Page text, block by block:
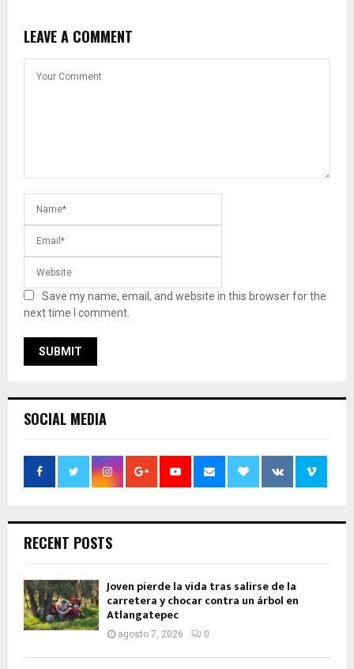
LEAVE A COMMENT
Save my name, email, and website in this browser for the
next time I comment.
SOCIAL MEDIA
RECENT POSTS
Joven pierde la vida tras salirse de la
carretera y chocar contra un árbol en
Atlangatepec
agosto 7, 2026 0